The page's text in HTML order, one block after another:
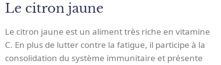
Le citron jaune
Le citron jaune est un aliment très riche en vitamine
C. En plus de lutter contre la fatigue, il participe à la
consolidation du système immunitaire et présente